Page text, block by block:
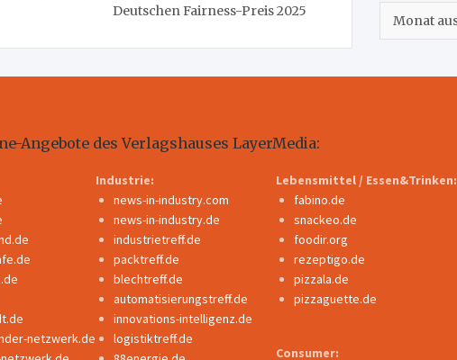
Deutschen Fairness-Preis 2025
Angebote des Verlagshauses LayerMedia:
netzwerk.de
Industrie:
news-in-industry.com
news-in-industry.de
industrietreff.de
packtreff.de
blechtreff.de
automatisierungstreff.de
innovations-intelligenz.de
logistiktreff.de
Lebensmittel / Essen&Trinken:
fabino.de
snackeo.de
foodir.org
rezeptigo.de
pizzala.de
pizzaguette.de
Consumer: